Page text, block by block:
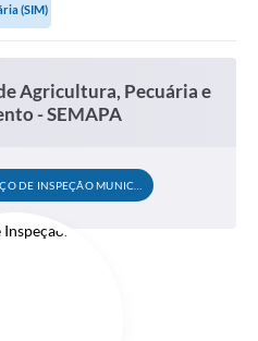
(SIM)
Agricultura, Pecuária e
- SEMAPA